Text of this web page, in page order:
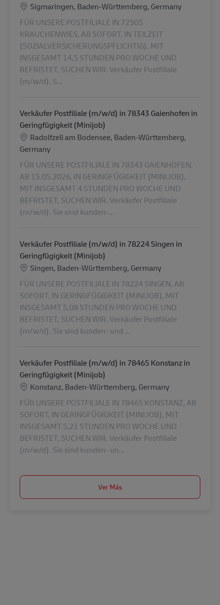
Ubicación
Sigmaringen, Baden-Württemberg, Germany
FÜR UNSERE POSTFILIALE IN 72505
KRAUCHENWIES, AB SOFORT, IN TEILZEIT
(SOZIALVERSICHERUNGSPFLICHTIG), MIT
INSGESAMT 14,5 STUNDEN PRO WOCHE UND
BEFRISTET, SUCHEN WIR. Verkäufer Postfiliale
(m/w/d). S...
Verkäufer Postfiliale (m/w/d) in 78343 Gaienhofen in
Geringfügigkeit (Minijob)
Ubicación
Radolfzell am Bodensee, Baden-Württemberg,
Germany
FÜR UNSERE POSTFILIALE IN 78343 GAIENHOFEN,
AB 15.05.2026, IN GERINGFÜGIGKEIT (MINIJOB),
MIT INSGESAMT 4 STUNDEN PRO WOCHE UND
BEFRISTET, SUCHEN WIR. Verkäufer Postfiliale
(m/w/d). Sie sind kunden-...
Verkäufer Postfiliale (m/w/d) in 78224 Singen in
Geringfügigkeit (Minijob)
Ubicación
Singen, Baden-Württemberg, Germany
FÜR UNSERE POSTFILIALE IN 78224 SINGEN, AB
SOFORT, IN GERINGFÜGIGKEIT (MINIJOB), MIT
INSGESAMT 5,08 STUNDEN PRO WOCHE UND
BEFRISTET, SUCHEN WIR. Verkäufer Postfiliale
(m/w/d). Sie sind kunden- und ...
Verkäufer Postfiliale (m/w/d) in 78465 Konstanz in
Geringfügigkeit (Minijob)
Ubicación
Konstanz, Baden-Württemberg, Germany
FÜR UNSERE POSTFILIALE IN 78465 KONSTANZ, AB
SOFORT, IN GERINGFÜGIGKEIT (MINIJOB), MIT
INSGESAMT 5,21 STUNDEN PRO WOCHE UND
BEFRISTET, SUCHEN WIR. Verkäufer Postfiliale
(m/w/d). Sie sind kunden- un...
Ver Más